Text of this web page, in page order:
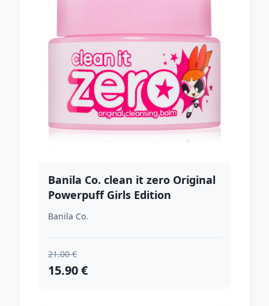
Banila Co. clean it zero Original
Powerpuff Girls Edition
odličovací a čistiaci balzam s
Banila Co.
21.00 €
15.90 €